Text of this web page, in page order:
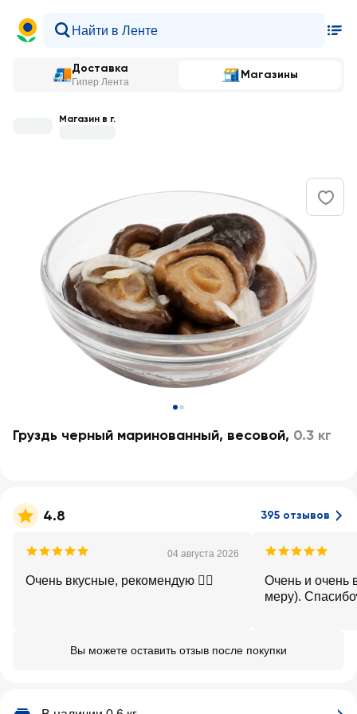
Доставка
Гипер Лента
Магазины
Магазин в г.
Груздь черный маринованный, весовой, 0.3 кг
4.8 395 отзывов
04 августа 2026
Очень вкусные, рекомендую 👍🏻
Очень и очень
меру).
Вы можете оставить отзыв после покупки